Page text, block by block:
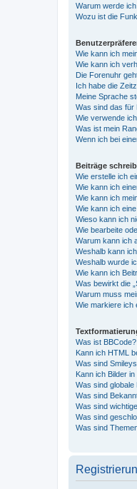
Warum werde
Wozu ist die
Wie kann ich
Wie kann ich
Die Forenuhr
Ich habe die
Meine Sprache
Was sind das für
Wie verwende
Was ist mein
Wenn ich bei
Beiträge
Wie erstelle ich
Wie kann ich
Wie kann ich
Wie kann ich
Wieso kann ich
Wie bearbeite
Warum kann ich
Weshalb kann
Weshalb wurde
Wie kann ich
Was bewirkt die
Warum muss
Wie markiere ich
Was ist BBCode?
Kann ich HTML
Was sind
Kann ich Bilder
Was sind
Was sind
Was sind
Was sind
Was sind